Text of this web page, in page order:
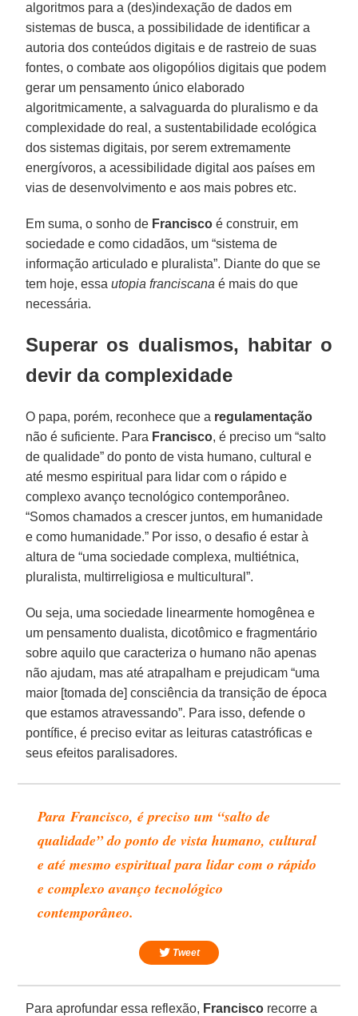
algoritmos para a (des)indexação de dados em
sistemas de busca, a possibilidade de identificar a
autoria dos conteúdos digitais e de rastreio de suas
fontes, o combate aos oligopólios digitais que podem
gerar um pensamento único elaborado
algoritmicamente, a salvaguarda do pluralismo e da
complexidade do real, a sustentabilidade ecológica
dos sistemas digitais, por serem extremamente
energívoros, a acessibilidade digital aos países em
vias de desenvolvimento e aos mais pobres etc.
Em suma, o sonho de Francisco é construir, em
sociedade e como cidadãos, um “sistema de
informação articulado e pluralista”. Diante do que se
tem hoje, essautopia franciscana é mais do que
necessária.
Superar os dualismos, habitar o
devir da complexidade
O papa, porém, reconhece que a regulamentação
não é suficiente. Para Francisco, é preciso um “salto
de qualidade” do ponto de vista humano, cultural e
até mesmo espiritual para lidar com o rápido e
complexo avanço tecnológico contemporâneo.
“Somos chamados a crescer juntos, em humanidade
e como humanidade.” Por isso, o desafio é estar à
altura de “uma sociedade complexa, multiétnica,
pluralista, multirreligiosa e multicultural”.
Ou seja, uma sociedade linearmente homogênea e
um pensamento dualista, dicotômico e fragmentário
sobre aquilo que caracteriza o humano não apenas
não ajudam, mas até atrapalham e prejudicam “uma
maior [tomada de] consciência da transição de época
que estamos atravessando”. Para isso, defende o
pontífice, é preciso evitar as leituras catastróficas e
seus efeitos paralisadores.
Para Francisco, é preciso um “salto de
qualidade” do ponto de vista humano, cultural
e até mesmo espiritual para lidar com o rápido
e complexo avanço tecnológico
contemporâneo.
Tweet
Para aprofundar essa reflexão, Francisco recorre a